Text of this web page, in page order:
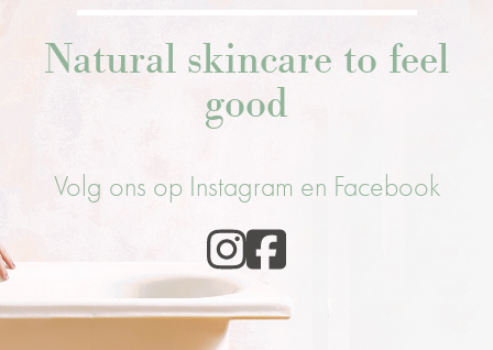
Natural skincare to feel
good
Volg ons op Instagram en Facebook